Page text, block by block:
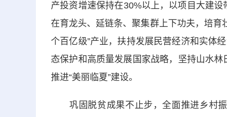
产投资增速保持在30%以上，以项目大建
在育龙头、延链条、聚集群上下功夫，培育
个百亿级”产业，扶持发展民营经济和实体
态保护和高质量发展国家战略，坚持山水
推进“美丽临夏”建设。
巩固脱贫成果不止步，全面推进乡村振